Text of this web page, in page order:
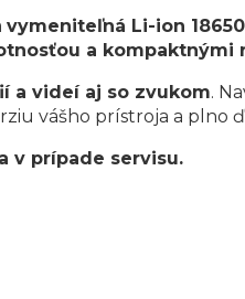
vymeniteľná Li-ion
a kompaktnými
a videí aj so zvukom.
vášho prístroja a plno
v prípade servisu.